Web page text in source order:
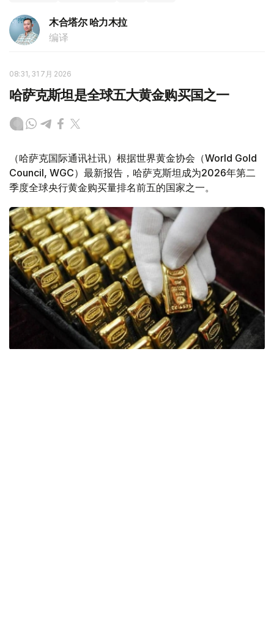
木合塔尔 哈力木拉
编译
08:31, 31 7月 2026
哈萨克斯坦是全球五大黄金购买国之一
（哈萨克国际通讯社讯）根据世界黄金协会（World Gold
Council, WGC）最新报告，哈萨克斯坦成为2026年第二
季度全球央行黄金购买量排名前五的国家之一。